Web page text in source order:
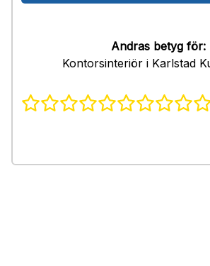
Andras betyg för:
Kontorsinteriör i Karlstad